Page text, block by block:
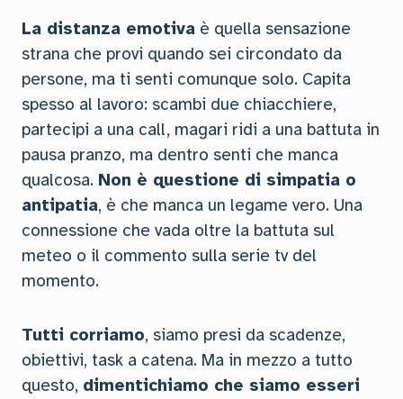
La distanza emotiva è quella sensazione
strana che provi quando sei circondato da
persone, ma ti senti comunque solo. Capita
spesso al lavoro: scambi due chiacchiere,
partecipi a una call, magari ridi a una battuta in
pausa pranzo, ma dentro senti che manca
qualcosa. Non è questione di simpatia o
antipatia, è che manca un legame vero. Una
connessione che vada oltre la battuta sul
meteo o il commento sulla serie tv del
momento.
Tutti corriamo, siamo presi da scadenze,
obiettivi, task a catena. Ma in mezzo a tutto
questo, dimentichiamo che siamo esseri